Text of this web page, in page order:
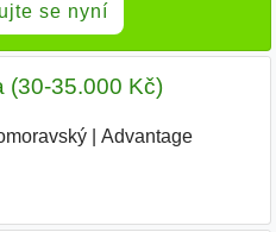
se nyní
(30-35.000 Kč)
|
Advantage